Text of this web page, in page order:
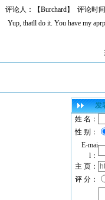
评论人：【Burchard】 评论时
Yup, thatll do it. You have my
发
姓 名：
性 别：
E-mai
l：
主 页：
评 分：